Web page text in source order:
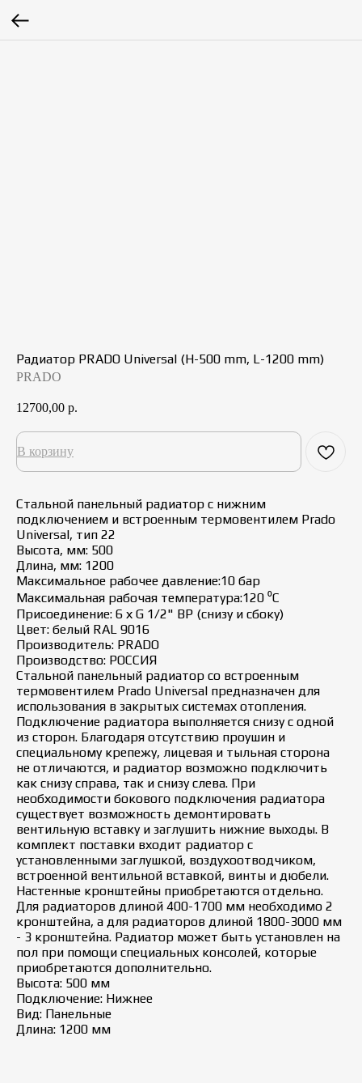
Радиатор PRADO Universal (H-500 mm, L-1200 mm)
PRADO
12700,00 р.
В корзину
Стальной панельный радиатор с нижним
подключением и встроенным термовентилем Prado
Universal, тип 22
Высота, мм: 500
Длина, мм: 1200
Максимальное рабочее давление:10 бар
Максимальная рабочая температура:120 ⁰С
Присоединение: 6 х G 1/2" ВР (снизу и сбоку)
Цвет: белый RAL 9016
Производитель: PRADO
Производство: РОССИЯ
Стальной панельный радиатор со встроенным
термовентилем Prado Universal предназначен для
использования в закрытых системах отопления.
Подключение радиатора выполняется снизу с одной
из сторон. Благодаря отсутствию проушин и
специальному крепежу, лицевая и тыльная сторона
не отличаются, и радиатор возможно подключить
как снизу справа, так и снизу слева. При
необходимости бокового подключения радиатора
существует возможность демонтировать
вентильную вставку и заглушить нижние выходы. В
комплект поставки входит радиатор с
установленными заглушкой, воздухоотводчиком,
встроенной вентильной вставкой, винты и дюбели.
Настенные кронштейны приобретаются отдельно.
Для радиаторов длиной 400-1700 мм необходимо 2
кронштейна, а для радиаторов длиной 1800-3000 мм
- 3 кронштейна. Радиатор может быть установлен на
пол при помощи специальных консолей, которые
приобретаются дополнительно.
Высота: 500 мм
Подключение: Нижнее
Вид: Панельные
Длина: 1200 мм